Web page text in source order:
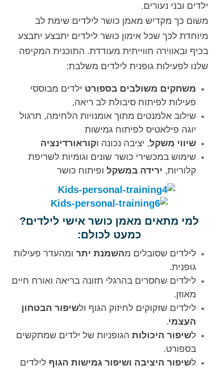
ילדים ובני נעורים.
משום כך מקדיש מאמן כושר לילדים שימת לב
מיוחדת לכך שכל אימון כושר לילדים יתבצע יתבצע
בכיף ובאווירה חווייתית מעודדת. התוכנית המקיפה
שלנו לפעילות גופנית לילדים משלבת:
משחקים משולבים בספורט ילדים מבוססי
פעילות לפיתוח סיבולת לב ריאה,
שילוב אלמנטים מתוך אומנויות הלחימה, תרגול
יוגה פילאטיס לפיתוח גמישות
שיווי משקל, יציבה נכונה וקוראורדינציה
שימוש במכשירי כושר שונים וגומיות לשריפת
קלוריות, ירידה במשקל ופיתוח כושר
למי מתאים מאמן כושר אישי לילדים?
כמעט לכולם:
לילדים שסובלים מהשמנת יתר ומהעדר פעילות
גופנית.
לילדים שחסרים בהרגלי תזונה בריאה ואורח חיים
מאוזן.
לילדים שזקוקים לחיזוק הגוף ולשיפור הבטחון
העצמי.
לשיפור היכולות הגופניות של ילדים שמתקשים
בספורט.
לשיפור היציבה ושיפור גמישות הגוף לילדים